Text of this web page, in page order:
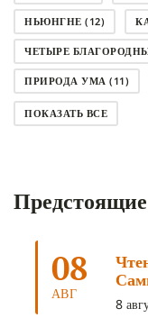
НЬЮНГНЕ (12)
ЧЕТЫРЕ
ПРИРОДА УМА (11)
СОВЕТ(10)
АНАЛИТИЧЕСКАЯ
ТРИ ОСНОВЫ ПУТИ
ОЧИСТИТЕЛЬНЫЕ
УМ И ЕГО ПОТЕНЦИАЛ
ПОКАЗАТЬ ВСЕ
08
АВГ
8